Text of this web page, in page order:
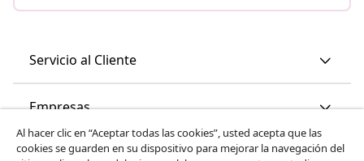
Servicio al Cliente
Empresas
vidaXL
Al hacer clic en “Aceptar todas las cookies”, usted acepta que las
cookies se guarden en su dispositivo para mejorar la navegación del